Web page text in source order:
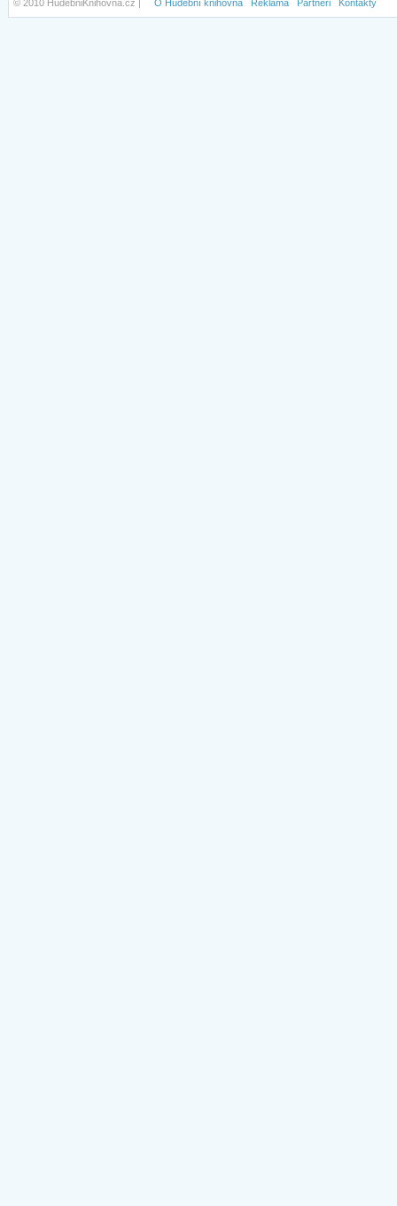
© 2010 HudebniKnihovna.cz | O Hudební knihovna Reklama Partneři Kontakty